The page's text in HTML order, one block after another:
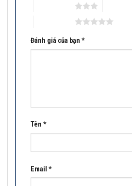
Đánh giá của bạn *
Tên *
Email *